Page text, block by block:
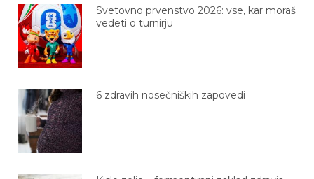
Svetovno prvenstvo 2026: vse, kar moraš
vedeti o turnirju
6 zdravih nosečniških zapovedi